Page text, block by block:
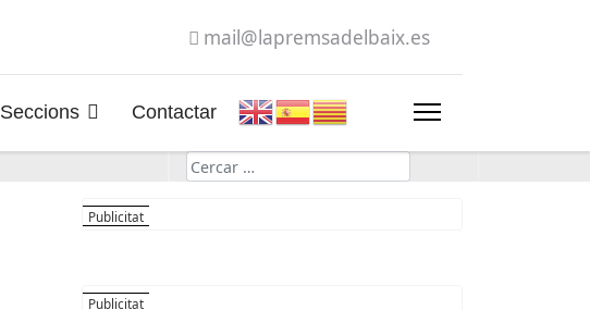
mail@lapremsadelbaix.es
Seccions Contactar
Cerca